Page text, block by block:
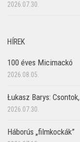
2026.07.30.
HÍREK
100 éves Micimackó
2026.08.05.
Łukasz Barys:
2026.07.30.
Háborús „filmkockák”